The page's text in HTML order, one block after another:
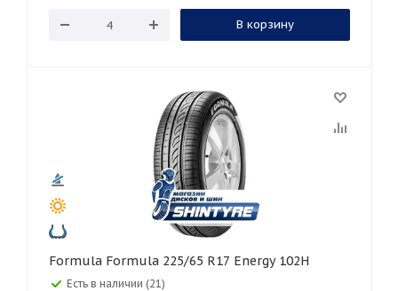
В корзину
Formula Formula 225/65 R17 Energy 102H
Есть в наличии (21)